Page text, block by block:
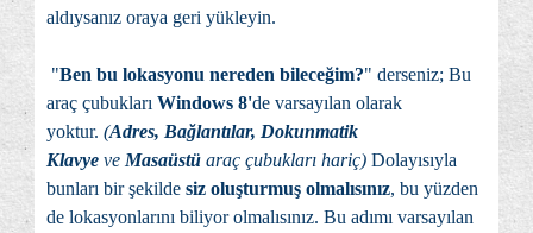
aldıysanız oraya geri yükleyin.
"Ben bu lokasyonu nereden bileceğim?" derseniz; Bu
araç çubukları Windows 8'de varsayılan olarak
yoktur. (Adres, Bağlantılar, Dokunmatik
Klavye ve Masaüstü araç çubukları hariç) Dolayısıyla
bunları bir şekilde siz oluşturmuş olmalısınız, bu yüzden
de lokasyonlarını biliyor olmalısınız. Bu adımı varsayılan